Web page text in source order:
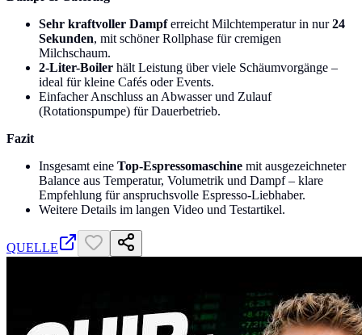
Sehr kraftvoller Dampferreicht Milchtemperatur in nur24
Sekunden, mit schöner Rollphase für cremigen
Milchschaum.
2-Liter-Boiler hält Leistung über viele Schäumvorgänge –
ideal für kleine Cafés oder Events.
Einfacher Anschluss an Abwasser und Zulauf
(Rotationspumpe) für Dauerbetrieb.
Fazit
Insgesamt eine Top-Espressomaschine mit ausgezeichneter
Balance aus Temperatur, Volumetrik und Dampf – klare
Empfehlung für anspruchsvolle Espresso-Liebhaber.
Weitere Details im langen Video und Testartikel.
QUELLE